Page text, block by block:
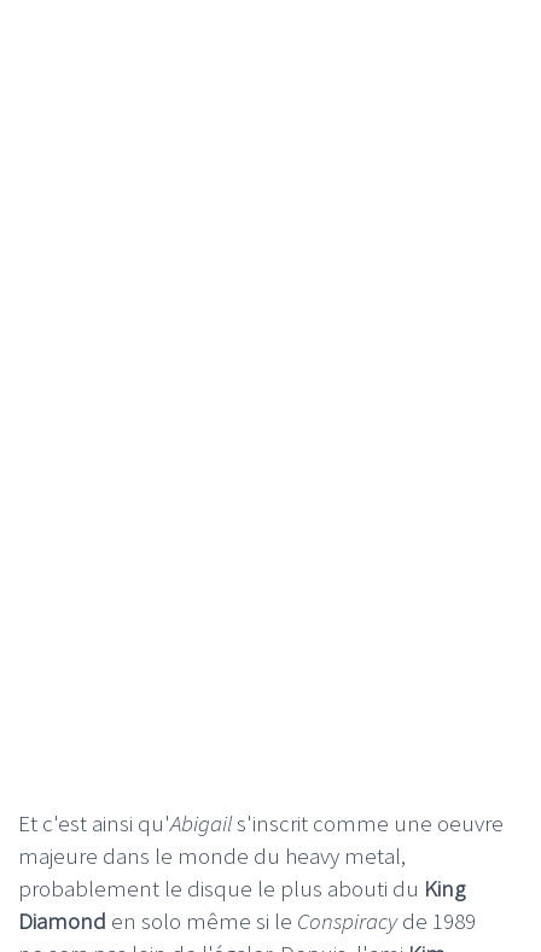
Et c'est ainsi qu'Abigails'inscrit comme une oeuvre
majeure dans le monde du heavy metal,
probablement le disque le plus abouti du King
Diamond en solo même si le Conspiracyde 1989